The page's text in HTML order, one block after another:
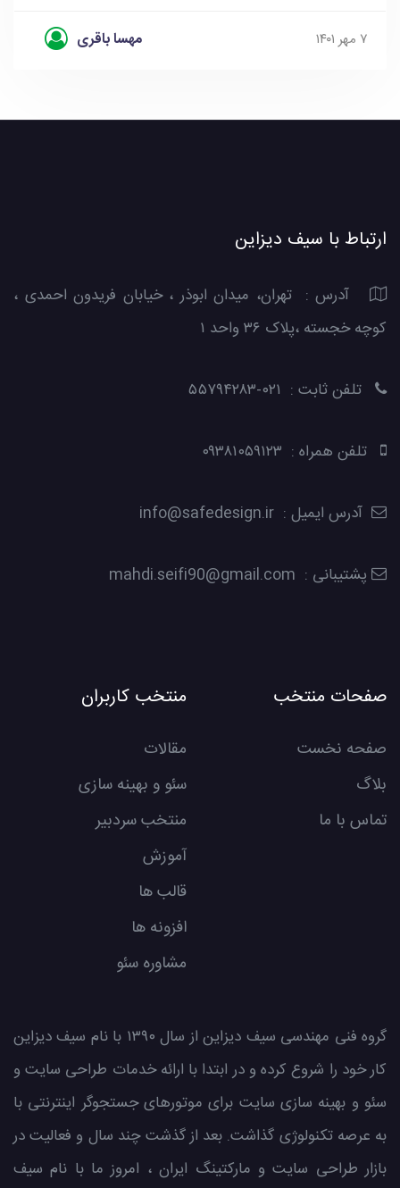
مهسا باقری ۷ مهر ۱۴۰۱
ارتباط با سیف دیزاین
آدرس : تهران، میدان ابوذر ، خیابان فریدون احمدی ،
کوچه خجسته ،پلاک ۳۶ واحد ۱
تلفن ثابت : ۰۲۱-۵۵۷۹۴۲۸۳
تلفن همراه : ۰۹۳۸۱۰۵۹۱۲۳
آدرس ایمیل : info@safedesign.ir
پشتیبانی : mahdi.seifi90@gmail.com
منتخب کاربران
مقالات
سئو و بهینه سازی
منتخب سردبیر
آموزش
قالب ها
افزونه ها
مشاوره سئو
صفحات منتخب
صفحه نخست
بلاگ
تماس با ما
گروه فنی مهندسی سیف دیزاین از سال ۱۳۹۰ با نام سیف دیزاین
کار خود را شروع کرده و در ابتدا با ارائه خدمات طراحی سایت و
سئو و بهینه سازی سایت برای موتورهای جستجوگر اینترنتی با
به عرصه تکنولوژی گذاشت. بعد از گذشت چند سال و فعالیت در
بازار طراحی سایت و مارکتینگ ایران ، امروز ما با نام سیف